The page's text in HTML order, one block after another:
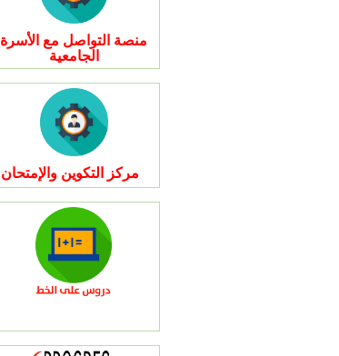
منصة التواصل مع الأسرة
الجامعية
مركز التكوين والإمتحان